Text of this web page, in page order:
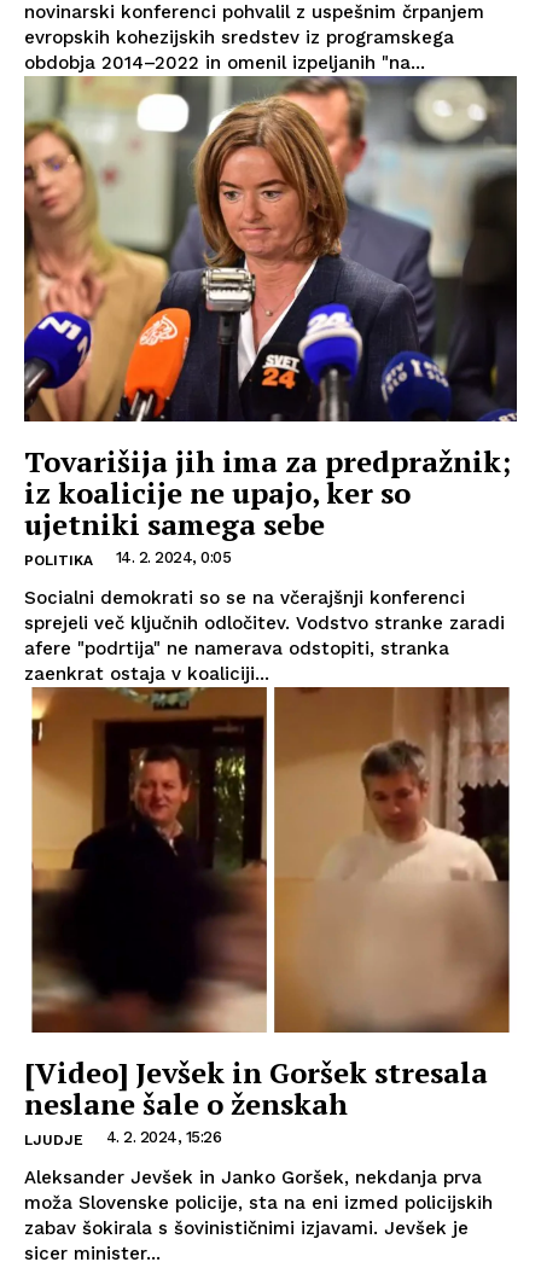
novinarski konferenci pohvalil z uspešnim črpanjem
evropskih kohezijskih sredstev iz programskega
obdobja 2014–2022 in omenil izpeljanih "na...
Tovarišija jih ima za predpražnik;
iz koalicije ne upajo, ker so
ujetniki samega sebe
POLITIKA 14. 2. 2024, 0:05
Socialni demokrati so se na včerajšnji konferenci
sprejeli več ključnih odločitev. Vodstvo stranke zaradi
afere "podrtija" ne namerava odstopiti, stranka
zaenkrat ostaja v koaliciji...
[Video] Jevšek in Goršek stresala
neslane šale o ženskah
LJUDJE 4. 2. 2024, 15:26
Aleksander Jevšek in Janko Goršek, nekdanja prva
moža Slovenske policije, sta na eni izmed policijskih
zabav šokirala s šovinističnimi izjavami. Jevšek je
sicer minister...